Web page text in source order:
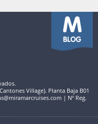
Village). Planta Baja B01
| Nº Reg.